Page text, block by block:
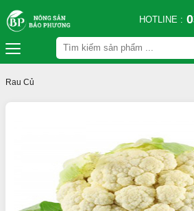
HOTLINE :
Rau Củ